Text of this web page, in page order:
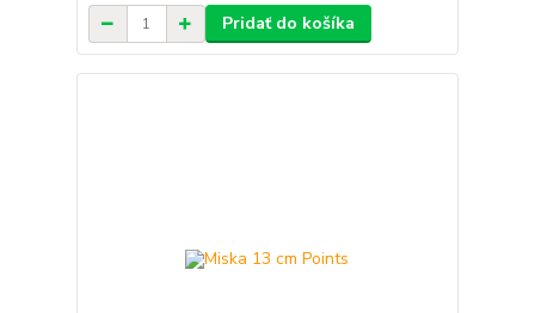
Pridať do košíka